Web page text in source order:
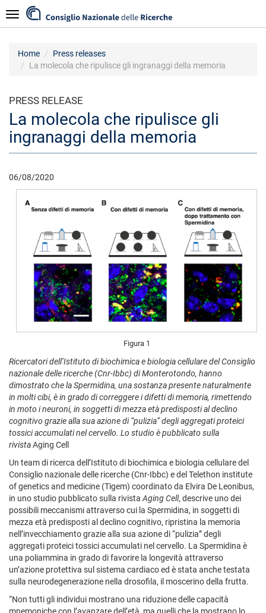
to
main
Navigazione
Home
Press releases
La molecola che ripulisce gli ingranaggi della memoria
PRESS RELEASE
La molecola che ripulisce gli
ingranaggi della memoria
06/08/2020
Figura 1
Ricercatori dell’Istituto di biochimica e biologia cellulare del Consiglio
nazionale delle ricerche (Cnr-Ibbc) di Monterotondo, hanno
dimostrato che la Spermidina, una sostanza presente naturalmente
in molti cibi, è in grado di correggere i difetti di memoria, rimettendo
in moto i neuroni, in soggetti di mezza età predisposti al declino
cognitivo grazie alla sua azione di “pulizia” degli aggregati proteici
tossici accumulati nel cervello. Lo studio è pubblicato sulla
rivistaAging Cell
Un team di ricerca dell’Istituto di biochimica e biologia cellulare del
Consiglio nazionale delle ricerche (Cnr-Ibbc) e del Telethon institute
of genetics and medicine (Tigem) coordinato da Elvira De Leonibus,
in uno studio pubblicato sulla rivista Aging Cell, descrive uno dei
possibili meccanismi attraverso cui la Spermidina, in soggetti di
mezza età predisposti al declino cognitivo, ripristina la memoria
nell’invecchiamento grazie alla sua azione di “pulizia” degli
aggregati proteici tossici accumulati nel cervello. La Spermidina è
una poliammina in grado di favorire la longevità attraverso
un’azione protettiva sul sistema cardiaco ed è stata anche testata
sulla neurodegenerazione nella drosofila, il moscerino della frutta.
“Non tutti gli individui mostrano una riduzione delle capacità
mnemoniche con l’avanzare dell’età, ma quelli che la mostrano lo